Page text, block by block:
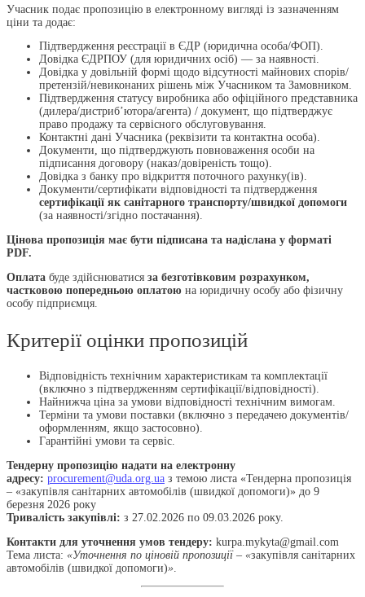
Учасник подає пропозицію в електронному вигляді із зазначенням
ціни та додає:
Підтвердження реєстрації в ЄДР (юридична особа/ФОП).
Довідка ЄДРПОУ (для юридичних осіб) — за наявності.
Довідка у довільній формі щодо відсутності майнових спорів/
претензій/невиконаних рішень між Учасником та Замовником.
Підтвердження статусу виробника або офіційного представника
(дилера/дистриб’ютора/агента) / документ, що підтверджує
право продажу та сервісного обслуговування.
Контактні дані Учасника (реквізити та контактна особа).
Документи, що підтверджують повноваження особи на
підписання договору (наказ/довіреність тощо).
Довідка з банку про відкриття поточного рахунку(ів).
Документи/сертифікати відповідності та підтвердження
сертифікації як санітарного транспорту/швидкої допомоги
(за наявності/згідно постачання).
Цінова пропозиція має бути підписана та надіслана у форматі
PDF.
Оплата буде здійснюватися за безготівковим розрахунком,
частковою попередньою оплатою на юридичну особу або фізичну
особу підприємця.
Критерії оцінки пропозицій
Відповідність технічним характеристикам та комплектації
(включно з підтвердженням сертифікації/відповідності).
Найнижча ціна за умови відповідності технічним вимогам.
Терміни та умови поставки (включно з передачею документів/
оформленням, якщо застосовно).
Гарантійні умови та сервіс.
Тендерну пропозицію надати на електронну
адресу: procurement@uda.org.ua з темою листа «Тендерна пропозиція
– «закупівля санітарних автомобілів (швидкої допомоги)» до 9
березня 2026 року
Тривалість закупівлі: з 27.02.2026 по 09.03.2026 року.
Контакти для уточнення умов тендеру: kurpa.mykyta@gmail.com
Тема листа: «Уточнення по ціновій пропозиції – «закупівля санітарних
автомобілів (швидкої допомоги)»